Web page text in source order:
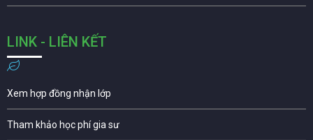
LINK - LIÊN KẾT
Xem hợp đồng nhận lớp
Tham khảo học phí gia sư